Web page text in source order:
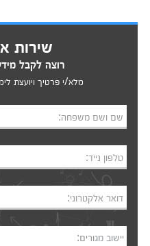
שירות
רוצה לקבל
מלא/י פרטיך ויועצת
שם ושם משפחה:
טלפון נייד:
דואר אלקטרוני:
יישוב מגורים: